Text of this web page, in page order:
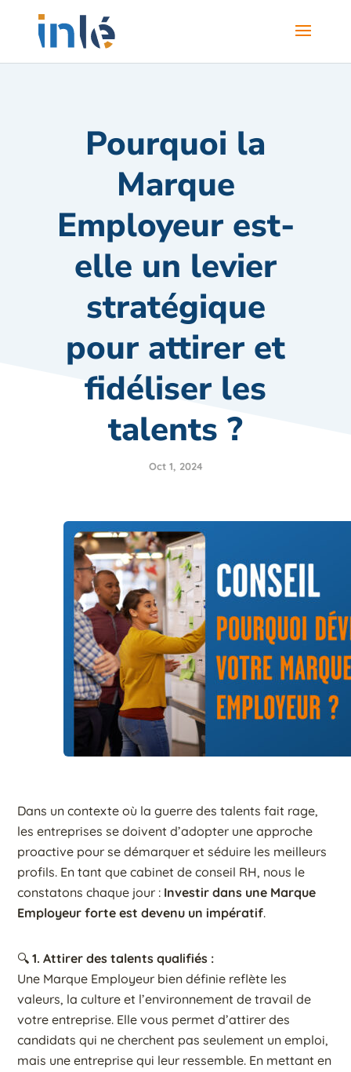
Pourquoi la
Marque
Employeur est-
elle un levier
stratégique
pour attirer et
fidéliser les
talents ?
Oct 1, 2024
Dans un contexte où la guerre des talents fait rage,
les entreprises se doivent d’adopter une approche
proactive pour se démarquer et séduire les meilleurs
profils. En tant que cabinet de conseil RH, nous le
constatons chaque jour : Investir dans une Marque
Employeur forte est devenu un impératif.
🔍1. Attirer des talents qualifiés :
Une Marque Employeur bien définie reflète les
valeurs, la culture et l’environnement de travail de
votre entreprise. Elle vous permet d’attirer des
candidats qui ne cherchent pas seulement un emploi,
mais une entreprise qui leur ressemble. En mettant en